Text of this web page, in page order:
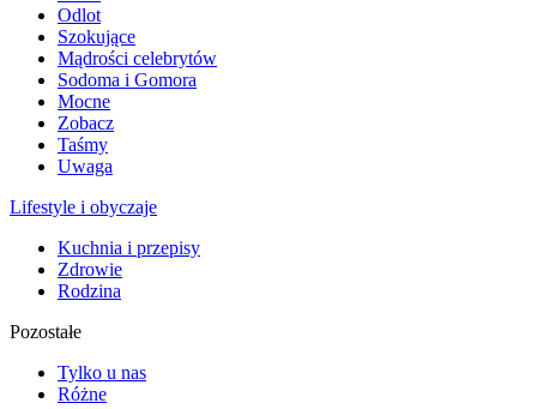
Odlot
Szokujące
Mądrości celebrytów
Sodoma i Gomora
Mocne
Zobacz
Taśmy
Uwaga
Lifestyle i obyczaje
Kuchnia i przepisy
Zdrowie
Rodzina
Pozostałe
Tylko u nas
Różne